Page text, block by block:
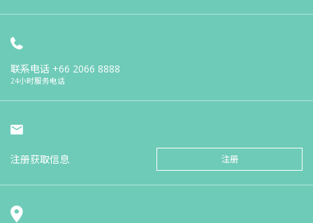
联系电话 +66 2066 8888
24小时服务电话
注册获取信息 注册